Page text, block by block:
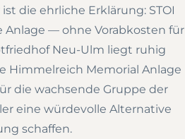
die ehrliche Erklärung: STOI
Anlage — ohne Vorabkosten für
Neu-Ulm liegt ruhig
Himmelreich Memorial Anlage
die wachsende Gruppe der
eine würdevolle Alternative
schaffen.